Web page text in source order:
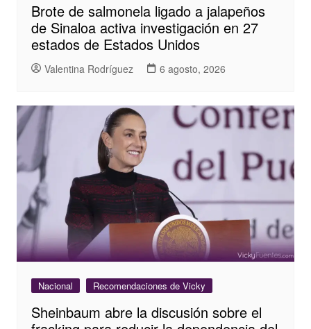
Brote de salmonela ligado a jalapeños
de Sinaloa activa investigación en 27
estados de Estados Unidos
Valentina Rodríguez 6 agosto, 2026
Nacional Recomendaciones de Vicky
Sheinbaum abre la discusión sobre el